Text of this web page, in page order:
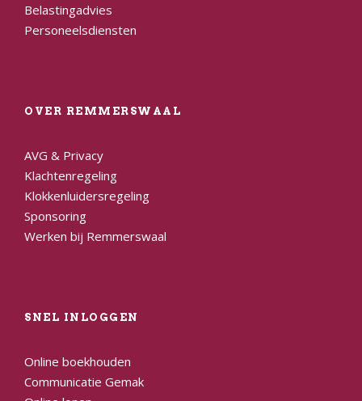
Belastingadvies
Personeelsdiensten
OVER REMMERSWAAL
AVG & Privacy
Klachtenregeling
Klokkenluidersregeling
Sponsoring
Werken bij Remmerswaal
SNEL INLOGGEN
Online boekhouden
Communicatie Gemak